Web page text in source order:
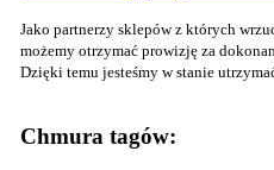
Jako partnerzy sklepów z których
możemy otrzymać prowizję za
Dzięki temu jesteśmy w stanie
Chmura tagów: